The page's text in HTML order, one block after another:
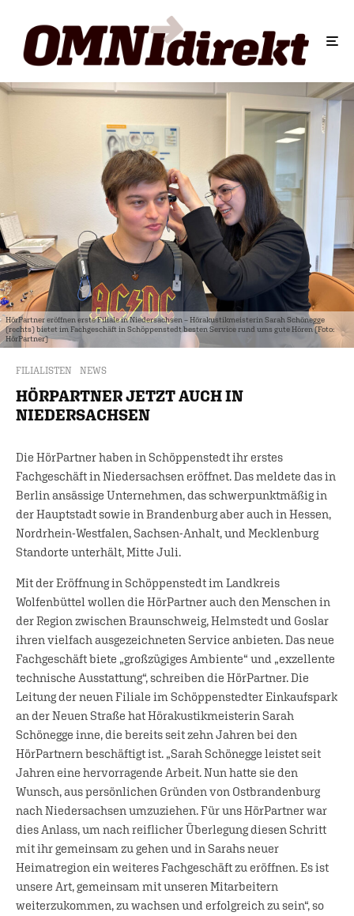
HörPartner eröffnen erste Filiale in Niedersachsen – Hörakustikmeisterin Sarah Schönegge
(rechts) bietet im Fachgeschäft in Schöppenstedt besten Service rund ums gute Hören (Foto:
HörPartner)
FILIALISTEN NEWS
HÖRPARTNER JETZT AUCH IN
NIEDERSACHSEN
Die HörPartner haben in Schöppenstedt ihr erstes
Fachgeschäft in Niedersachsen eröffnet. Das meldete das in
Berlin ansässige Unternehmen, das schwerpunktmäßig in
der Hauptstadt sowie in Brandenburg aber auch in Hessen,
Nordrhein-Westfalen, Sachsen-Anhalt, und Mecklenburg
Standorte unterhält, Mitte Juli.
Mit der Eröffnung in Schöppenstedt im Landkreis
Wolfenbüttel wollen die HörPartner auch den Menschen in
der Region zwischen Braunschweig, Helmstedt und Goslar
ihren vielfach ausgezeichneten Service anbieten. Das neue
Fachgeschäft biete „großzügiges Ambiente“ und „exzellente
technische Ausstattung“, schreiben die HörPartner. Die
Leitung der neuen Filiale im Schöppenstedter Einkaufspark
an der Neuen Straße hat Hörakustikmeisterin Sarah
Schönegge inne, die bereits seit zehn Jahren bei den
HörPartnern beschäftigt ist. „Sarah Schönegge leistet seit
Jahren eine hervorragende Arbeit. Nun hatte sie den
Wunsch, aus persönlichen Gründen von Ostbrandenburg
nach Niedersachsen umzuziehen. Für uns HörPartner war
dies Anlass, um nach reiflicher Überlegung diesen Schritt
mit ihr gemeinsam zu gehen und in Sarahs neuer
Heimatregion ein weiteres Fachgeschäft zu eröffnen. Es ist
unsere Art, gemeinsam mit unseren Mitarbeitern
weiterzukommen, zu wachsen und erfolgreich zu sein“, so